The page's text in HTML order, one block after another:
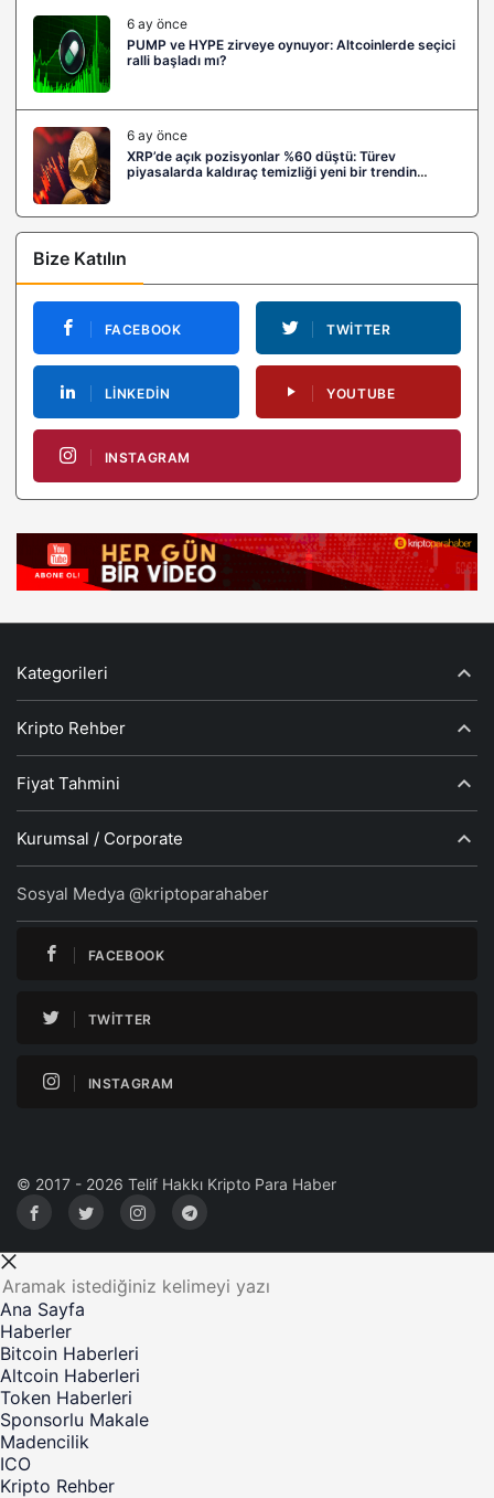
6 ay önce
PUMP ve HYPE zirveye oynuyor: Altcoinlerde seçici
ralli başladı mı?
6 ay önce
XRP’de açık pozisyonlar %60 düştü: Türev
piyasalarda kaldıraç temizliği yeni bir trendin
Bize Katılın
FACEBOOK TWITTER
LINKEDIN YOUTUBE
INSTAGRAM
Kategorileri
Kripto Rehber
Fiyat Tahmini
Kurumsal / Corporate
Sosyal Medya @kriptoparahaber
FACEBOOK
TWITTER
INSTAGRAM
© 2017 - 2026 Telif Hakkı Kripto Para Haber
Ana Sayfa
Haberler
Bitcoin Haberleri
Altcoin Haberleri
Token Haberleri
Sponsorlu Makale
Madencilik
ICO
Kripto Rehber